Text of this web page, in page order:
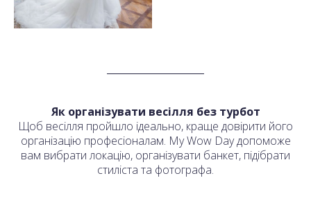
Як організувати весілля без турбот
Щоб весілля пройшло ідеально, краще довірити його
організацію професіоналам. My Wow Day допоможе
вам вибрати локацію, організувати банкет, підібрати
стиліста та фотографа.